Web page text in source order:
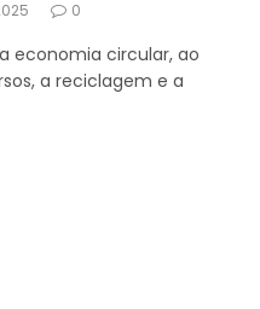
0
economia circular, ao
a reciclagem e a